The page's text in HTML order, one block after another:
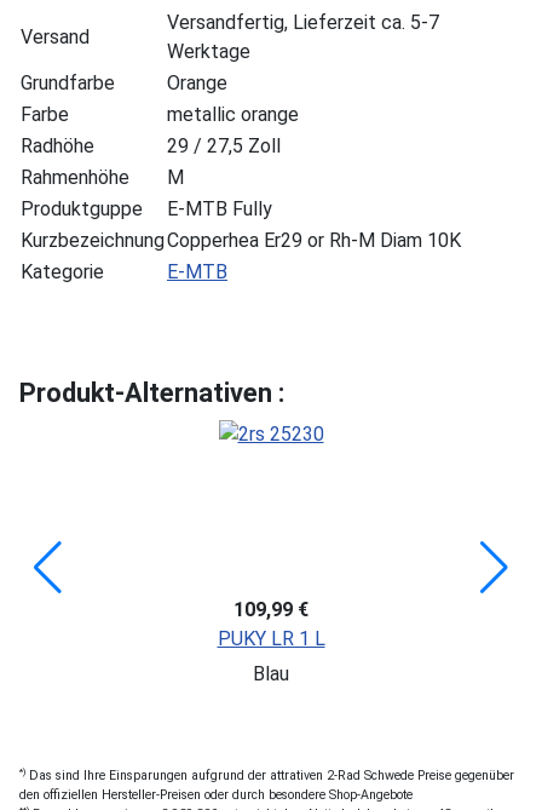
Versand
Versandfertig, Lieferzeit ca. 5-7
Werktage
Grundfarbe
Orange
Farbe
metallic orange
Radhöhe
29 / 27,5 Zoll
Rahmenhöhe
M
Produktguppe
E-MTB Fully
KurzbezeichnungCopperhea Er29 or Rh-M Diam 10K
Kategorie
E-MTB
Produkt-Alternativen :
109,99 €
PUKY LR 1 L
Blau
*) Das sind Ihre Einsparungen aufgrund der attrativen 2-Rad Schwede Preise gegenüber
den offiziellen Hersteller-Preisen oder durch besondere Shop-Angebote